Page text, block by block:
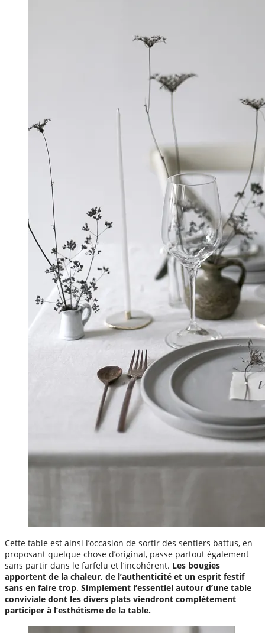
Cette table est ainsi l’occasion de sortir des sentiers battus, en
proposant quelque chose d’original, passe partout également
sans partir dans le farfelu et l’incohérent. Les bougies
apportent de la chaleur, de l’authenticité et un esprit festif
sans en faire trop. Simplement l’essentiel autour d’une table
conviviale dont les divers plats viendront complètement
participer à l’esthétisme de la table.